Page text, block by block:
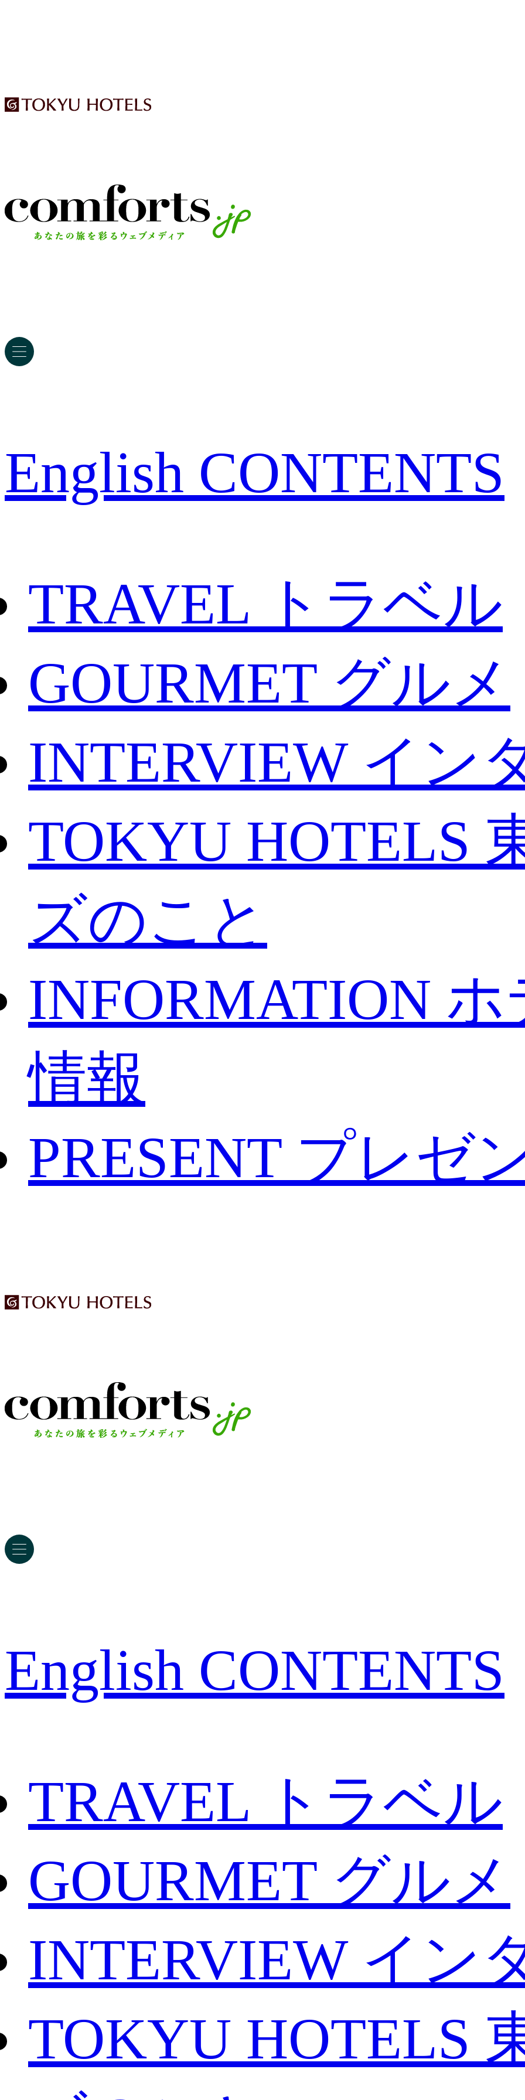
English CONTENTS
TRAVEL トラベル
GOURMET グルメ
INTERVIEW イン
TOKYU HOTELS
ズのこと
INFORMATION ホ
情報
PRESENT プレゼ
English CONTENTS
TRAVEL トラベル
GOURMET グルメ
INTERVIEW イン
TOKYU HOTELS